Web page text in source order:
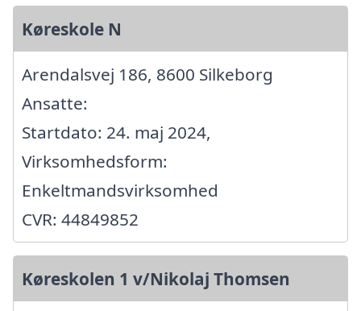
Køreskole N
Arendalsvej 186, 8600 Silkeborg
Ansatte:
Startdato: 24. maj 2024,
Virksomhedsform:
Enkeltmandsvirksomhed
CVR: 44849852
Køreskolen 1 v/Nikolaj Thomsen